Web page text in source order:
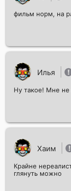
фильм норм, на
Илья
Ну такое! Мне не
Хаим
Крайне
глянуть можно